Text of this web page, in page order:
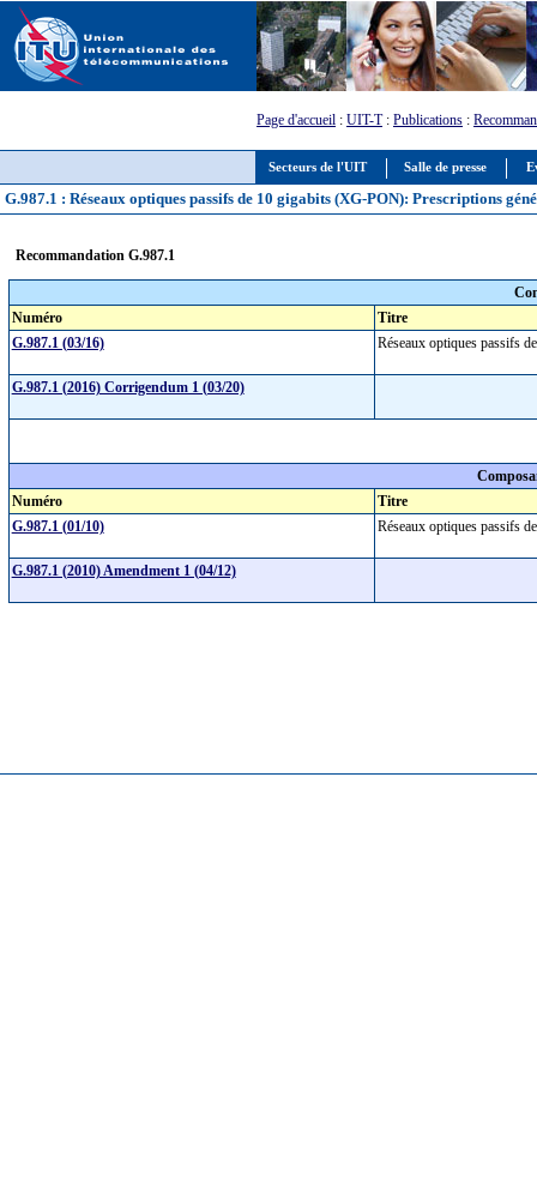
Secteurs de l'UIT Salle de presse
Page d'accueil : UIT-T: Publications :
G.987.1 : Réseaux optiques passifs de 10 gigabits (XG-PON): Prescriptions
Recommandation G.987.1
Numéro
Titre
G.987.1 (03/16)
Réseaux optiques passifs
G.987.1 (2016) Corrigendum 1 (03/20)
Numéro
Titre
G.987.1 (01/10)
Réseaux optiques passifs
G.987.1 (2010) Amendment 1 (04/12)